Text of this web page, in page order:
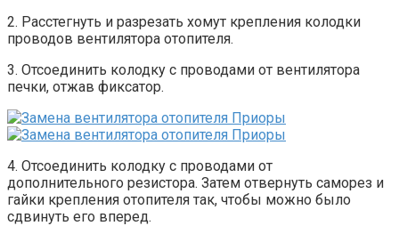
2. Расстегнуть и разрезать хомут крепления колодки
проводов вентилятора отопителя.
3. Отсоединить колодку с проводами от вентилятора
печки, отжав фиксатор.
4. Отсоединить колодку с проводами от
дополнительного резистора. Затем отвернуть саморез и
гайки крепления отопителя так, чтобы можно было
сдвинуть его вперед.